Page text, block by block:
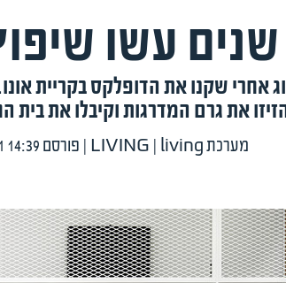
אחרי שקנו את הדופלקס בקריית
את גרם המדרגות וקיבלו את בית
מערכת LIVING | living | פורסם 12/05/21 14:39